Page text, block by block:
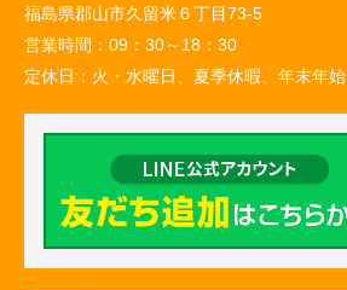
福島県郡山市久留米６丁目73-5
営業時間： 09：30～18：30
定休日： 火・水曜日、夏季休暇、年末年始